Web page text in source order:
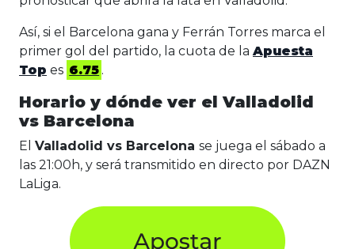
Así, si el Barcelona gana y Ferrán Torres marca el
primer gol del partido, la cuota de laApuesta
Top es 6.75 .
Horario y dónde ver el Valladolid
vs Barcelona
El Valladolid vs Barcelona se juega el sábado a
las 21:00h, y será transmitido en directo por DAZN
LaLiga.